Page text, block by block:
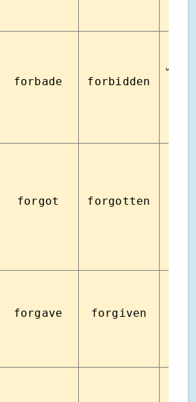
forbade forbidden
ไม่อ
forgot forgotten
forgave forgiven